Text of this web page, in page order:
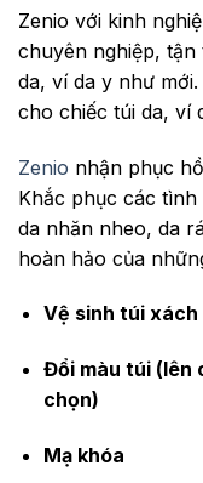
Zenio với kinh
chuyên nghiệp,
da, ví da y như
cho chiếc túi da, ví
Zenio nhận phục
Khắc phục các
da nhăn nheo, da
hoàn hảo của
Vệ sinh túi xách
Đổi màu túi (lên
chọn)
Mạ khóa